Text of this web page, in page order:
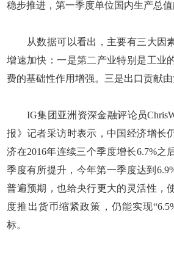
稳步推进，第一季度单位国内生产总值
从数据可以看出，主要有三大因
增速加快：一是第二产业特别是工业
费的基础性作用增强。三是出口贡献由
IG集团亚洲资深金融评论员
报》记者采访时表示，中国经济增长
济在2016年连续三个季度增长6.7%之
季度有所提升，今年第一季度达到
普遍预期，也给央行更大的灵活性，
度推出货币缩紧政策，仍能实现
标。